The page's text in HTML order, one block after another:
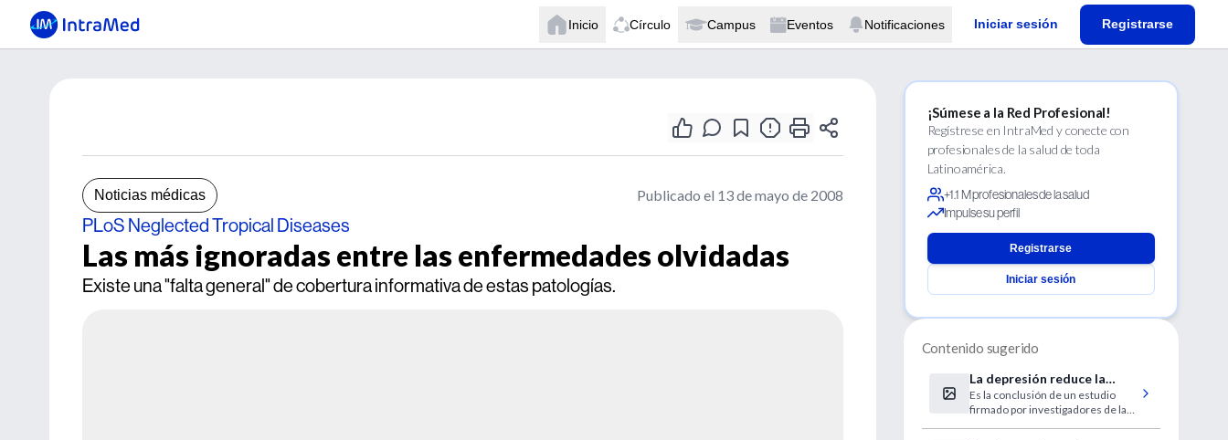
Inicio Círculo Campus Eventos Notificaciones Iniciar sesión Registrarse
Noticias médicas Publicado el 13 de mayo de 2008
PLoS Neglected Tropical Diseases
Las más ignoradas entre las enfermedades olvidadas
Existe una "falta general" de cobertura informativa de estas patologías.
¡Súmese a la Red Profesional!
Regístrese en IntraMed y conecte con
profesionales de la salud de toda
Latinoamérica.
+1.1 M profesionales de la salud
Impulse su perfil
Registrarse
Iniciar sesión
Contenido sugerido
La depresión reduce la
producción y maduración
de neuronas
Es la conclusión de un estudio
firmado por investigadores de la